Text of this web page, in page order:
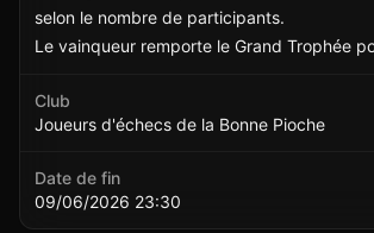
selon le nombre de participants.
Le vainqueur remporte le Grand Trophée
Club
Joueurs d'échecs de la Bonne Pioche
Date de fin
09/06/2026 23:30